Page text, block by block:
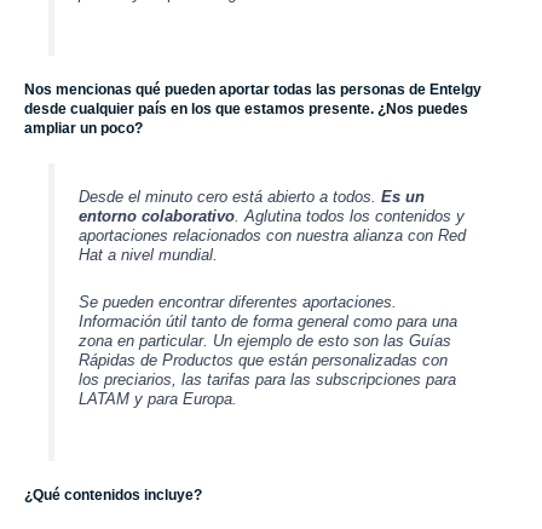
Nos mencionas qué pueden aportar todas las personas de Entelgy
desde cualquier país en los que estamos presente. ¿Nos puedes
ampliar un poco?
Desde el minuto cero está abierto a todos. Es un
entorno colaborativo. Aglutina todos los contenidos y
aportaciones relacionados con nuestra alianza con Red
Hata nivel mundial.
Se pueden encontrar diferentes aportaciones.
Información útil tanto de forma general como para una
zona en particular. Un ejemplo de esto son las Guías
Rápidas de Productos que están personalizadas con
los preciarios, las tarifas para las subscripciones para
LATAM y para Europa.
¿Qué contenidos incluye?